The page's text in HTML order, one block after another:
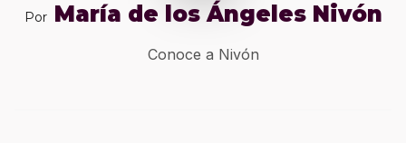
Por María de los Ángeles Nivón
Conoce a Nivón